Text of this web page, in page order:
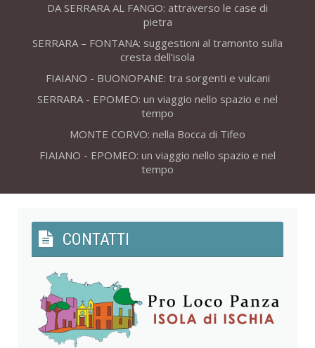
DA SERRARA AL FANGO: attraverso le case di
pietra
SERRARA – FONTANA: suggestioni al tramonto sulla
cresta dell’isola
FIAIANO - BUONOPANE: tra sorgenti e vulcani
SERRARA - EPOMEO: un viaggio nello spazio e nel
tempo
MONTE CORVO: nella Bocca di Tifeo
FIAIANO - EPOMEO: un viaggio nello spazio e nel
tempo
CONTATTI